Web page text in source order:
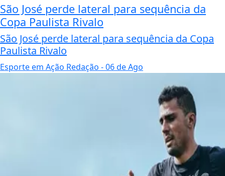
São José perde lateral para sequência da
Copa Paulista Rivalo
São José perde lateral para sequência da Copa
Paulista Rivalo
Esporte em Ação Redação - 06 de Ago